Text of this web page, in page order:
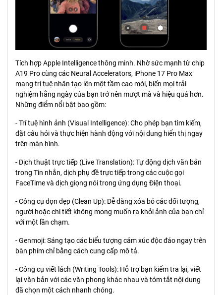
Tích hợp Apple Intelligence thông minh. Nhờ sức mạnh từ chip
A19 Pro cùng các Neural Accelerators, iPhone 17 Pro Max
mang trí tuệ nhân tạo lên một tầm cao mới, biến mọi trải
nghiệm hằng ngày của bạn trở nên mượt mà và hiệu quả hơn.
Những điểm nổi bật bao gồm:
- Trí tuệ hình ảnh (Visual Intelligence): Cho phép bạn tìm kiếm,
đặt câu hỏi và thực hiện hành động với nội dung hiển thị ngay
trên màn hình.
- Dịch thuật trực tiếp (Live Translation): Tự động dịch văn bản
trong Tin nhắn, dịch phụ đề trực tiếp trong các cuộc gọi
FaceTime và dịch giọng nói trong ứng dụng Điện thoại.
- Công cụ dọn dẹp (Clean Up): Dễ dàng xóa bỏ các đối tượng,
người hoặc chi tiết không mong muốn ra khỏi ảnh của bạn chỉ
với một lần chạm.
- Genmoji: Sáng tạo các biểu tượng cảm xúc độc đáo ngay trên
bàn phím chỉ bằng cách cung cấp mô tả.
- Công cụ viết lách (Writing Tools): Hỗ trợ bạn kiểm tra lại, viết
lại văn bản với các văn phong khác nhau và tóm tắt nội dung
đã chọn một cách nhanh chóng.